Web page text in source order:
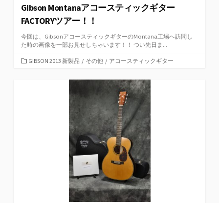
Gibson Montanaアコースティックギター
FACTORYツアー！！
今回は、GibsonアコースティックギターのMontana工場へ訪問し
た時の画像を一部お見せしちゃいます！！ つい先日ま...
カGIBSON 2013 新製品 / その他 / アコースティックギター